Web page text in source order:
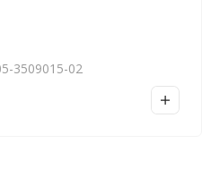
3509015-02